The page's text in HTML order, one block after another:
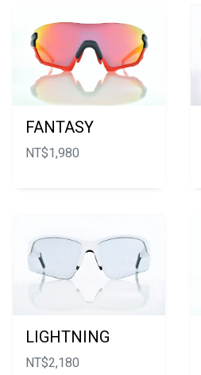
FANTASY
NT$1,980
LIGHTNING
NT$2,180